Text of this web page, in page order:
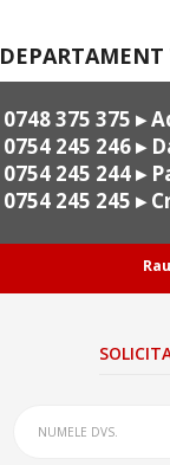
0748 375 375 ▸
0754 245 246▸
0754 245 244▸
0754 245 245 ▸